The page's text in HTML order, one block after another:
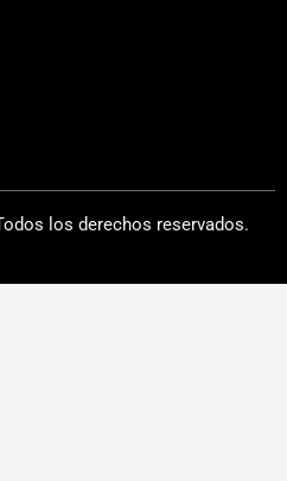
los derechos reservados.